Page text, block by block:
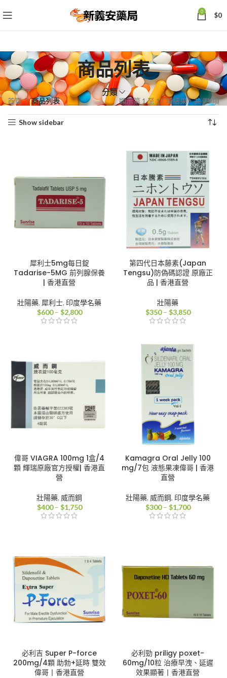
0 $0
商品列表
分類
首頁 商品列表 顯示第 1 至 12 項結果，共 71 項依
Show sidebar
犀利士5mg每日錠
Tadarise-5MG 前列腺保養
| 香港直營
壯陽藥, 犀利士, 印度學名藥
$600 – $2,800價
第四代日本藤素(Japan
Tengsu)防偽碼認證 原廠正
品 | 香港直營
壯陽藥
$350 – $3,850價
$350
到
偉哥 VIAGRA 100mg 1盒/4
顆 輝瑞原廠官方授權| 香港直
營
壯陽藥, 威而鋼
$400 – $1,750價
到
$1,750
Kamagra Oral Jelly 100
mg/7包 液態果凍偉哥 | 香港
直營
壯陽藥, 威而鋼, 印度學名藥
$300 – $1,700價
$1,700
必利吉 Super P-force
200mg/4顆 助勃+延時 雙效
偉哥丨香港直營
必利勁 priligy poxet-
60mg/10粒 治療早洩、延遲
效果顯著丨香港直營